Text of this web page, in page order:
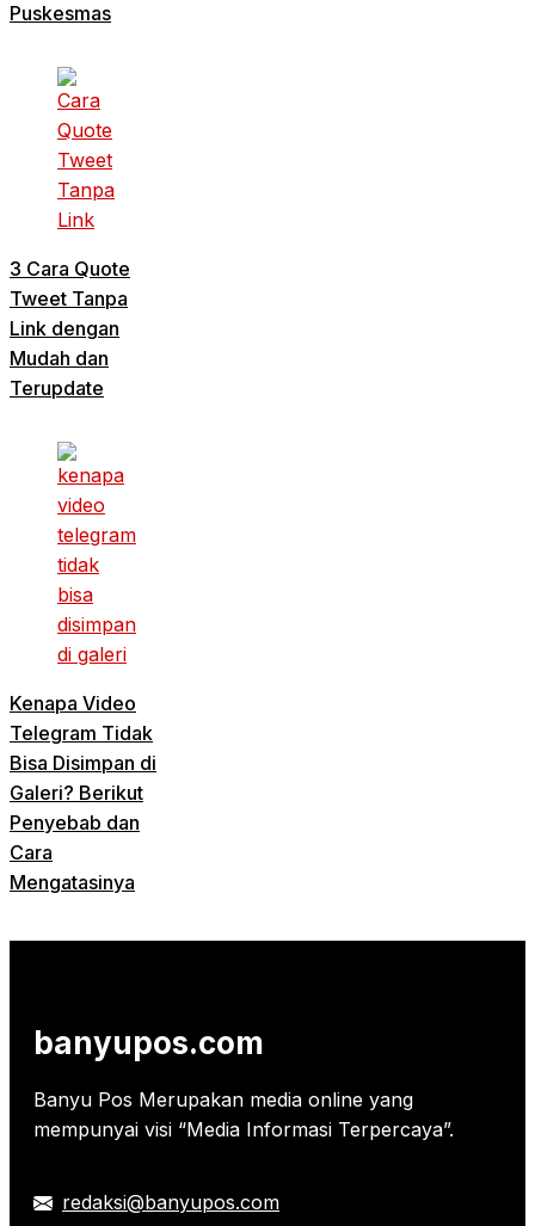
Puskesmas
3 Cara Quote
Tweet Tanpa
Link dengan
Mudah dan
Terupdate
Kenapa Video
Telegram Tidak
Bisa Disimpan di
Galeri? Berikut
Penyebab dan
Cara
Mengatasinya
banyupos.com
Banyu Pos Merupakan media online yang
mempunyai visi “Media Informasi Terpercaya”.
redaksi@banyupos.com